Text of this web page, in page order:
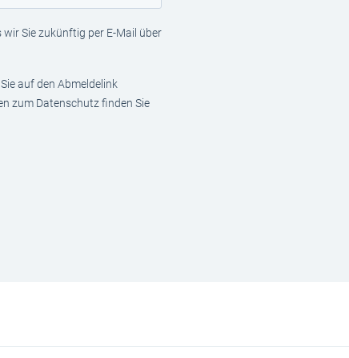
Sie zukünftig per E-Mail über
auf den Abmeldelink
zum Datenschutz finden Sie